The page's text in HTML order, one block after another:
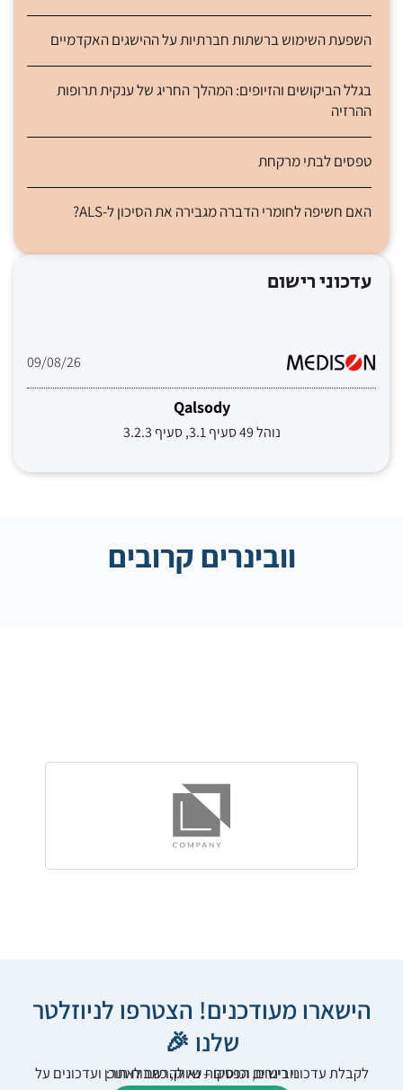
השפעת השימוש ברשתות חברתיות על ההישגים האקדמיים
בגלל הביקושים והזיופים: המהלך החריג של ענקית תרופות
ההרזיה
טפסים לבתי מרקחת
האם חשיפה לחומרי הדברה מגבירה את הסיכון ל-ALS?
עדכוני רישום
09/08/26
Qalsody
נוהל 49 סעיף 3.1, סעיף 3.2.3
וובינרים קרובים
הישארו מעודכנים! הצטרפו לניוזלטר
שלנו 🎉
לקבלת עדכוני רישום, הפסקות שיווק, כתבות תוכן ועדכונים על וובינרים וכנסים – נא להרשם לאתר: